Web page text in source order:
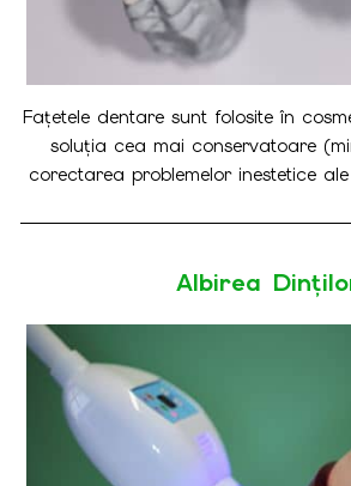
Fațetele dentare sunt folosite în
soluția cea mai conservatoare
corectarea problemelor inestetice
(exterioară) a dintelui prin
Albirea